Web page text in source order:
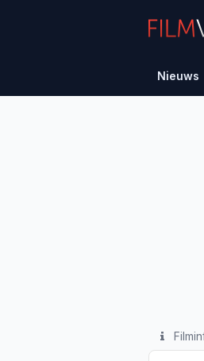
Nieuws